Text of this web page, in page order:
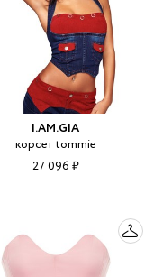
I.AM.GIA
корсет tommie
27 096 ₽